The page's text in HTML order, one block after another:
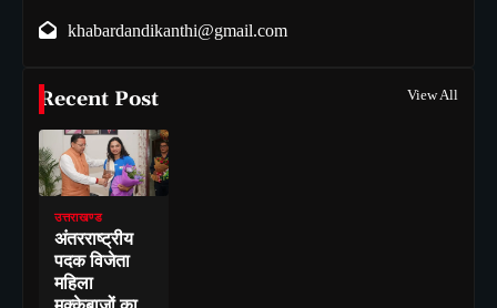
khabardandikanthi@gmail.com
Recent Post View All
उत्तराखण्ड
अंतरराष्ट्रीय
पदक विजेता
महिला